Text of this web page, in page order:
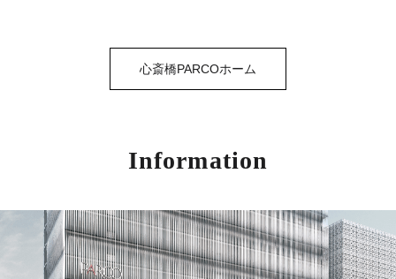
心斎橋PARCOホーム
Information